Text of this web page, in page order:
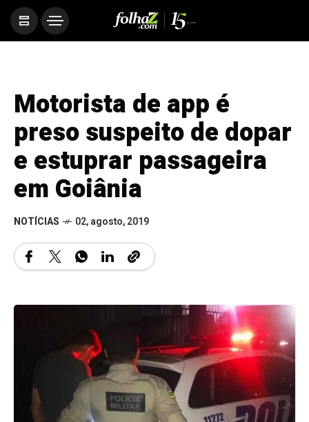
Motorista de app é
preso suspeito de dopar
e estuprar passageira
em Goiânia
NOTÍCIAS 02, agosto, 2019